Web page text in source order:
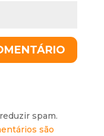
spam.
são